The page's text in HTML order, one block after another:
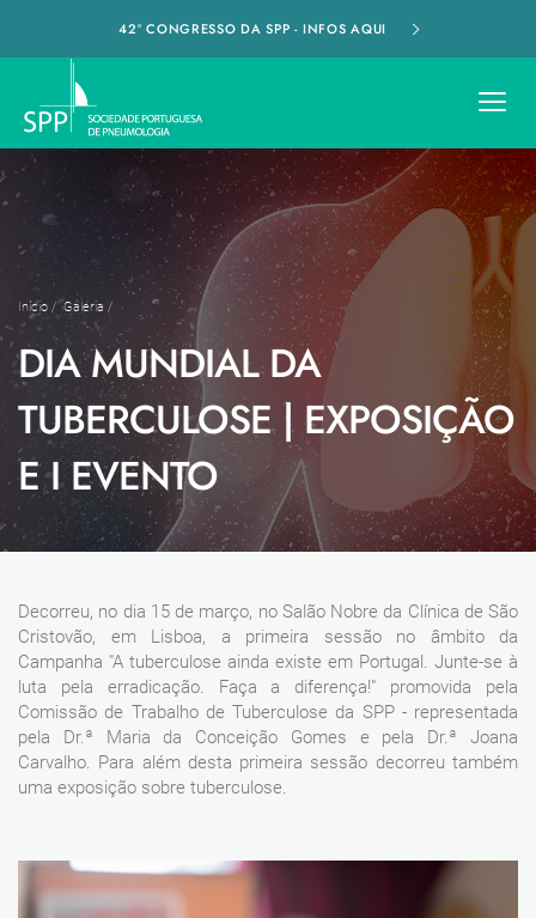
42º CONGRESSO DA SPP - INFOS AQUI
Início /Galeria /
DIA MUNDIAL DA
TUBERCULOSE | EXPOSIÇÃO
E I EVENTO
Decorreu, no dia 15 de março, no Salão Nobre da Clínica de São
Cristovão, em Lisboa, a primeira sessão no âmbito da
Campanha "A tuberculose ainda existe em Portugal. Junte-se à
luta pela erradicação. Faça a diferença!" promovida pela
Comissão de Trabalho de Tuberculose da SPP - representada
pela Dr.ª Maria da Conceição Gomes e pela Dr.ª Joana
Carvalho. Para além desta primeira sessão decorreu também
uma exposição sobre tuberculose.